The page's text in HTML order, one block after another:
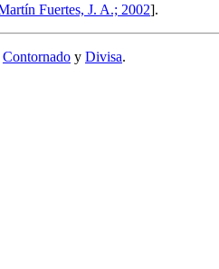
Fuertes, J. A.; 2002].
Contornado y Divisa.